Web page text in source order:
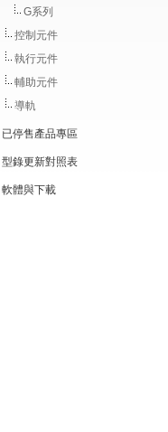
G系列
控制元件
執行元件
輔助元件
導軌
已停售產品專區
型錄更新對照表
軟體與下載